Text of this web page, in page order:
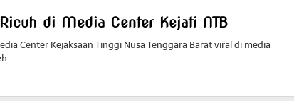
di Media Center Kejati NTB
Center Kejaksaan Tinggi Nusa Tenggara Barat viral di media